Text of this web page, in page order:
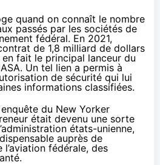
quand on connaît le nombre
passés par les sociétés de
fédéral. En 2021,
de 1,8 milliard de dollars
fait le principal lanceur du
Un tel lien a permis à
de sécurité qui lui
informations classifiées.
du New Yorker
était devenu une sorte
états-unienne,
auprès de
fédérale, des